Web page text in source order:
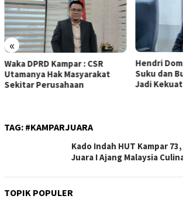
«
Hendri Domo : Keberagaman
Suku dan Budaya di Kampar
Jadi Kekuatan Persaudaraan
Olah
Biodiesel,
5 Kampar
TAG: #KAMPARJUARA
Kado Indah HUT Kampar
Juara I Ajang Malaysia
TOPIK POPULER